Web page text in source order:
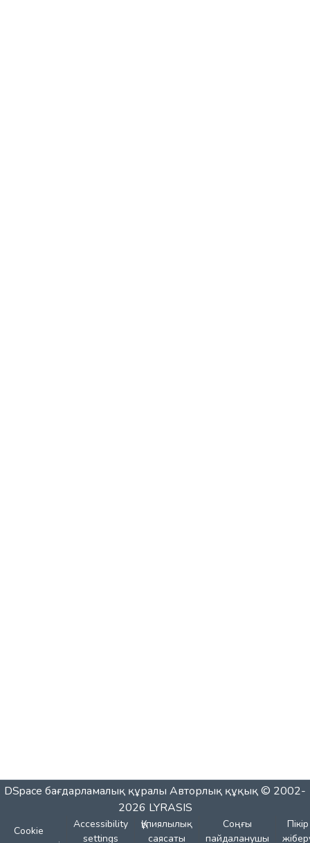
DSpace бағдарламалық құралы Авторлық құқық © 2002-
2026 LYRASIS
Cookie
Accessibility
settings
Құпиялылық
саясаты
Соңғы
пайдаланушы
Пікір